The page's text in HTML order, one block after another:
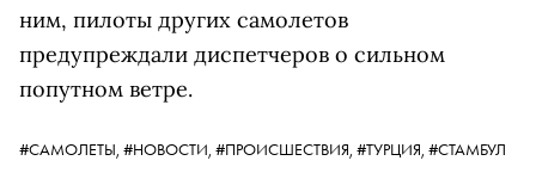
ним, пилоты других самолетов
предупреждали диспетчеров о сильном
попутном ветре.
#САМОЛЕТЫ, #НОВОСТИ, #ПРОИСШЕСТВИЯ, #ТУРЦИЯ, #СТАМБУЛ